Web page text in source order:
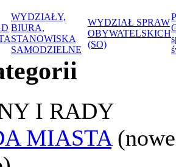
WYDZIAŁY,
BIURA,
STANOWISKA
SAMODZIELNE
WYDZIAŁ SPRAW
OBYWATELSKICH
(SO)
I RADY
MIASTA (nowe